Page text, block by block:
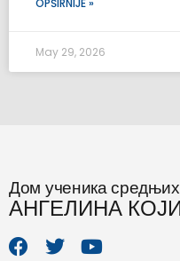
OPŠIRNIJE »
May 29, 2026
Дом ученика
АНГЕЛИНА
a
w
o